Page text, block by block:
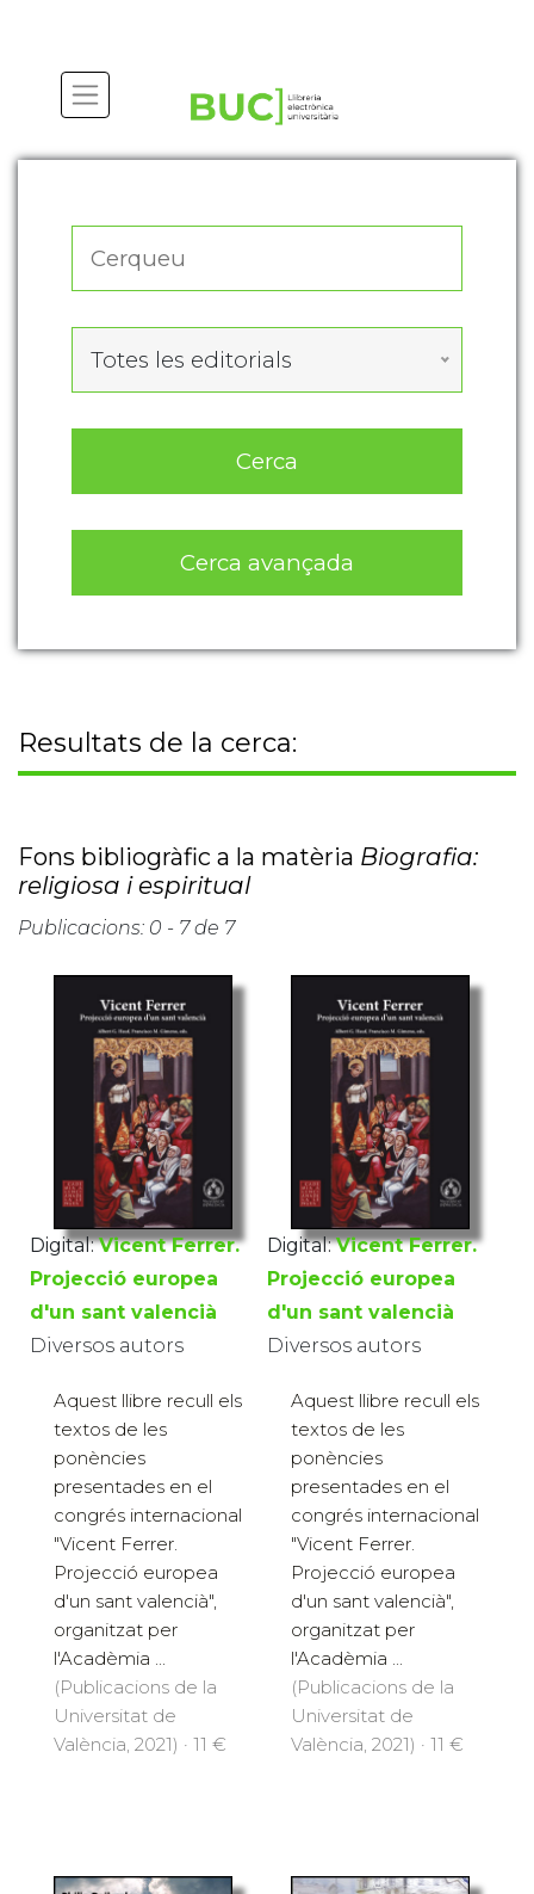
Totes les editorials
Cerca
Cerca avançada
Resultats de la cerca:
Fons bibliogràfic a la matèria Biografia:
religiosa i espiritual
Publicacions: 0 - 7 de 7
Digital: Vicent Ferrer.
Projecció europea
d'un sant valencià
Diversos autors
Aquest llibre recull els
textos de les
ponències
presentades en el
congrés internacional
"Vicent Ferrer.
Projecció europea
d'un sant valencià",
organitzat per
l'Acadèmia ...
(Publicacions de la
Universitat de
València, 2021) · 11 €
Digital: Vicent Ferrer.
Projecció europea
d'un sant valencià
Diversos autors
Aquest llibre recull els
textos de les
ponències
presentades en el
congrés internacional
"Vicent Ferrer.
Projecció europea
d'un sant valencià",
organitzat per
l'Acadèmia ...
(Publicacions de la
Universitat de
València, 2021) · 11 €